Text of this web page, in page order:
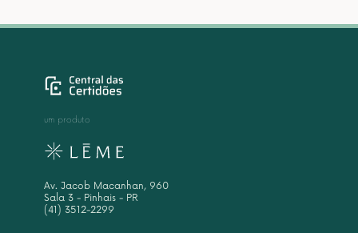
um produto
Av. Jacob Macanhan, 960
Sala 3 - Pinhais - PR
(41) 3512-2299